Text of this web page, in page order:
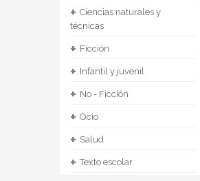
+ Ciencias naturales y
técnicas
+ Ficción
+ Infantil y juvenil
+ No - Ficción
+ Ocio
+ Salud
+ Texto escolar